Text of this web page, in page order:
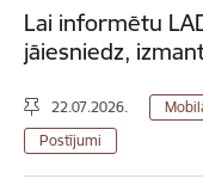
Lai informētu
jāiesniedz,
22.07.2026.
Postījumi